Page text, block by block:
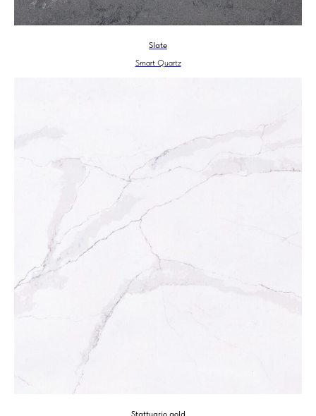
Slate
Smart Quartz
Stattuario gold